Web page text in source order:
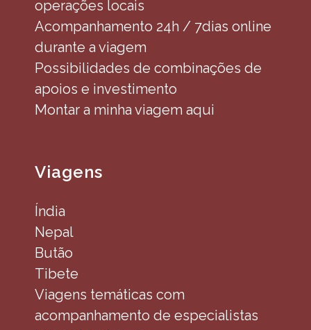
operações locais
Acompanhamento 24h / 7dias online
durante a viagem
Possibilidades de combinações de
apoios e investimento
Montar a minha viagem aqui
Viagens
Índia
Nepal
Butão
Tibete
Viagens temáticas com
acompanhamento de especialistas